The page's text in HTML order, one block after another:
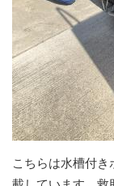
こちらは水槽付